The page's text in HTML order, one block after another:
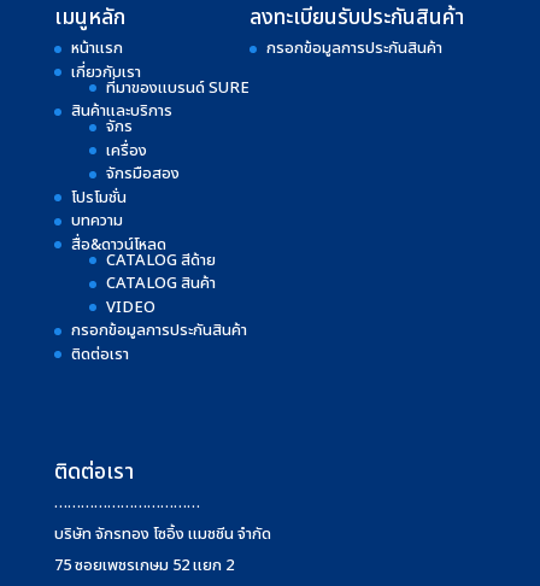
เมนูหลัก
หน้าแรก
เกี่ยวกับเรา
ที่มาของแบรนด์ SURE
สินค้าและบริการ
จักร
เครื่อง
จักรมือสอง
โปรโมชั่น
บทความ
สื่อ&ดาวน์โหลด
CATALOG สีด้าย
CATALOG สินค้า
VIDEO
กรอกข้อมูลการประกันสินค้า
ติดต่อเรา
ลงทะเบียนรับประกันสินค้า
กรอกข้อมูลการประกันสินค้า
ติดต่อเรา
……………………………
บริษัท จักรทอง โซอิ้ง แมชชีน จำกัด
75 ซอยเพชรเกษม 52 แยก 2